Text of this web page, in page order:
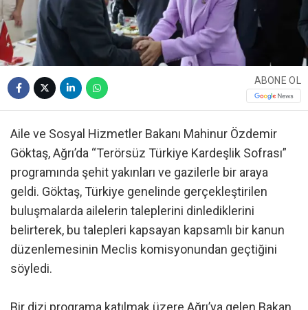
ABONE OL
Aile ve Sosyal Hizmetler Bakanı Mahinur Özdemir
Göktaş, Ağrı’da “Terörsüz Türkiye Kardeşlik Sofrası”
programında şehit yakınları ve gazilerle bir araya
geldi. Göktaş, Türkiye genelinde gerçekleştirilen
buluşmalarda ailelerin taleplerini dinlediklerini
belirterek, bu talepleri kapsayan kapsamlı bir kanun
düzenlemesinin Meclis komisyonundan geçtiğini
söyledi.